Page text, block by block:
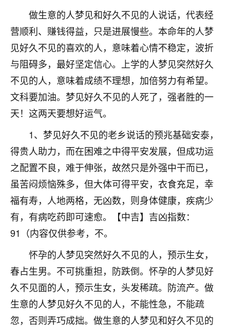
做生意的人梦见和好久不见的人说话，代表经
营顺利、赚钱得益，只是进展慢些。本命年的人梦
见好久不见的喜欢的人，意味着心情不稳定，波折
与阻碍多，最好坚定信心。上学的人梦见突然好久
不见的人，意味着成绩不理想，加倍努力有希望。
文科要加油。梦见好久不见的人死了，强者胜的一
天！这两天要想好运气。
1、梦见好久不见的老乡说话的预兆基础安泰，
得贵人助力，而在困难之中得平安发展，但成功运
之配置不良，难于伸张，故然只是外强中干而已，
虽苦闷烦恼殊多，但大体可得平安，衣食充足，幸
福有寿，人地两格，无凶数，则身体健康，疾病少
有，有病吃药即可速愈。【中吉】吉凶指数：
91（内容仅供参考，不。
怀孕的人梦见突然好久不见的人，预示生女，
春占生男。不可挑重担，防跌倒。怀孕的人梦见好
久不见面的人，预示生女，头发稀疏。防流产。做
生意的人梦见好久不见的人，不能性急，不能疏
忽，否则弄巧成拙。做生意的人梦见和好久不见的
后，我以为都没戏了，结果开年一上班，开会提拔升
职第一个就是我，职务无所谓，主要是底薪加了
3000，非常开心，无论如何，感恩感谢！🙏🏻
鹿森 ：恭喜升职加薪！！，请客吗？�
12小时前 来自北京 32
心心相印
问题，反正就是不舒服。中医西医看遍了，找不到问
题，后来无意中看到有人推荐慧来老师，跟老师聊过
之后，心情豁然开朗，也听老师建议，处理了一些因
果问题。今年以来，身体比以前好多，主要是心情好
了，老师说境随心转，现在深有体会了。
鹿森：是的，其实跟老师聊过之后，最大的感
触，首先就是心态会变好，万般皆是命，半点
不由人！
1天前 来自四川 9
金白水清
我也想找老师看看，有没有人给个联系方式的啊？
鹿森：慧来老师微信：gjsy0624